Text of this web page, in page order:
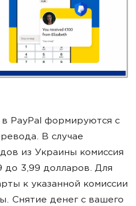
в PayPal формируются с
В случае
из Украины комиссия
до 3,99 долларов. Для
к указанной комиссии
Снятие денег с вашего